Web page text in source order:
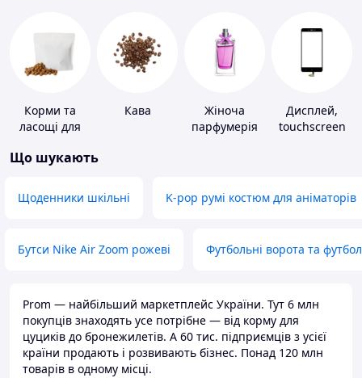
Корми та
ласощі для
тварин і
Кава
Жіноча
парфумерія
Дисплей,
touchscreen
Що шукають
Щоденники шкільні K-pop румі костюм для аніматорів
Бутси Nike Air Zoom рожеві Футбольні ворота та
Prom — найбільший маркетплейс України. Тут 6 млн
покупців знаходять усе потрібне — від корму для
цуциків до бронежилетів. А 60 тис. підприємців з усієї
країни продають і розвивають бізнес. Понад 120 млн
товарів в одному місці.